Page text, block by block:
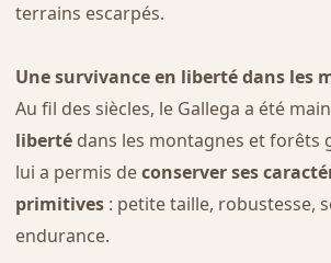
terrains escarpés.
Une survivance en liberté dans les
Au fil des siècles, le Gallega a été
libertédans les montagnes et forêts
lui a permis deconserver ses
primitives: petite taille, robustesse,
endurance.